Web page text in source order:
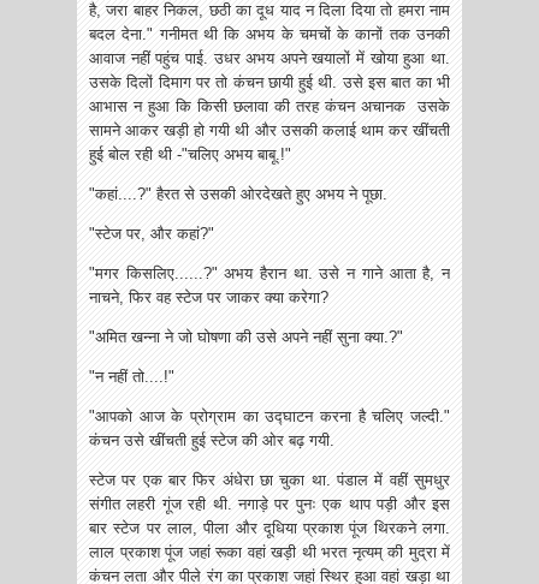
है, जरा बाहर निकल, छठी का दूध याद न दिला दिया तो हमरा नाम
बदल देना." गनीमत थी कि अभय के चमचों के कानों तक उनकी
आवाज नहीं पहुंच पाई. उधर अभय अपने खयालों में खोया हुआ था.
उसके दिलों दिमाग पर तो कंचन छायी हुई थी. उसे इस बात का भी
आभास न हुआ कि किसी छलावा की तरह कंचन अचानक उसके
सामने आकर खड़ी हो गयी थी और उसकी कलाई थाम कर खींचती
हुई बोल‌ रही थी -"चलिए अभय बाबू.!"
"कहां....?" हैरत से उसकी ओर‌देखते हुए अभय ने पूछा.
"स्टेज पर, और कहां?"
"मगर किसलिए......?" अभय हैरान था. उसे न गाने आता है, न
नाचने, फिर वह स्टेज पर जाकर क्या करेगा?
"अमित खन्ना ने जो घोषणा की उसे अपने नहीं सुना क्या.?"
"न नहीं तो....!"
"आपको आज के प्रोग्राम का उद्घाटन करना है चलिए जल्दी."
कंचन उसे खींचती हुई स्टेज की ओर बढ़ गयी.
स्टेज पर एक बार फिर अंधेरा छा चुका था. पंडाल में वहीं सुमधुर
संगीत लहरी गूंज रही थी. नगाड़े पर पुनः एक थाप पड़ी और इस
बार स्टेज पर लाल, पीला और दूधिया प्रकाश पूंज थिरकने लगा.
लाल प्रकाश पूंज जहां रूका वहां खड़ी थी भरत नृत्यम् की मुद्रा में
कंचन लता और पीले रंग का प्रकाश जहां स्थिर हुआ वहां खड़ा था